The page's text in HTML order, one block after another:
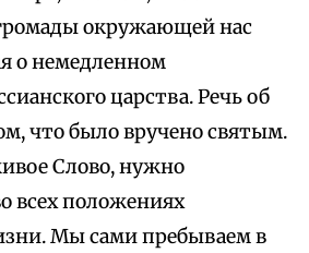
окружающей нас
о немедленном
царства. Речь об
что было вручено святым.
Слово, нужно
всех положениях
Мы сами пребываем в